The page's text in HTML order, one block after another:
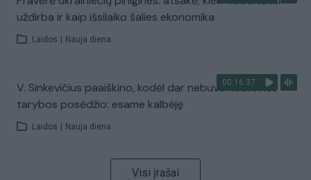
uždirba ir kaip išsilaiko šalies ekonomika
Laidos Nauja diena
00:16:37
V. Sinkevičius paaiškino, kodėl dar nebuvo Koalicinės
tarybos posėdžio: esame kalbėję
Laidos Nauja diena
Visi įrašai